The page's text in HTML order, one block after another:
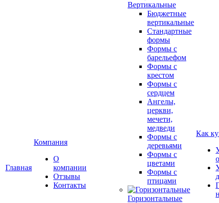
Главная
Компания
О
компании
Отзывы
Контакты
Вертикальные
Бюджетные
вертикальные
Стандартные
формы
Формы с
барельефом
Формы с
крестом
Формы с
сердцем
Ангелы,
церкви,
мечети,
медведи
Формы с
деревьями
Формы с
цветами
Формы с
птицами
Горизонтальные
Как